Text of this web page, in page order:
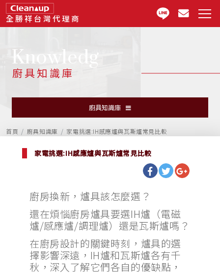
全勝祥台灣代理商
Knowledg
廚具知識庫
廚具知識庫
首頁 廚具知識庫 家電挑選:IH感應爐與瓦斯爐常見比較
家電挑選:IH感應爐與瓦斯爐常見比較
廚房換新，爐具該怎麼選？
還在煩惱廚房爐具要選IH爐（電磁
爐/感應爐/調理爐）還是瓦斯爐嗎？
在廚房設計的關鍵時刻，爐具的選
擇影響深遠，IH爐和瓦斯爐各有千
秋，深入了解它們各自的優缺點，